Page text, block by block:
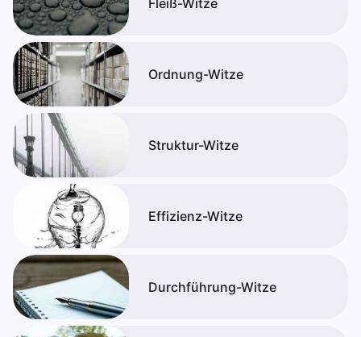
Ordnung-Witze
Struktur-Witze
Effizienz-Witze
Durchführung-Witze